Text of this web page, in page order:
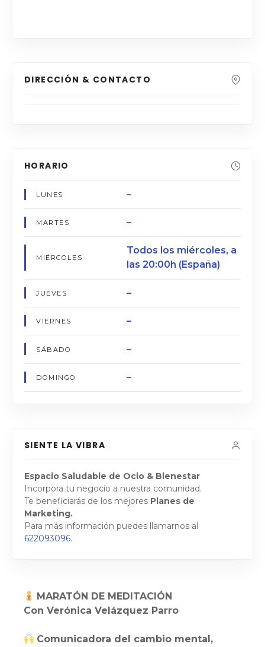
DIRECCIÓN & CONTACTO
HORARIO
LUNES –
MARTES –
MIÉRCOLES
Todos los miércoles, a
las 20:00h (España)
JUEVES –
VIERNES –
SÁBADO –
DOMINGO –
SIENTE LA VIBRA
Espacio Saludable de Ocio & Bienestar
Incorpora tu negocio a nuestra comunidad.
Te beneficiarás de los mejores Planes de
Marketing.
Para más información puedes llamarnos al
622093096.
MARATÓN DE MEDITACIÓN
Con Verónica Velázquez Parro
Comunicadora del cambio mental,